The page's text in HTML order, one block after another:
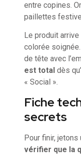
entre copines.
paillettes
Le produit
colorée
de tête avec
est total dès
« Social ».
Fiche
secrets
Pour finir,
vérifier que la